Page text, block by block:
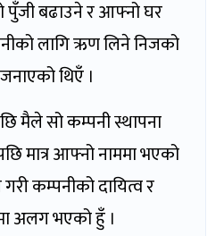
बढाउने र आफ्नो घर
लागि ऋण लिने निजको
थिएँ ।
मैले सो कम्पनी स्थापना
मात्र आफ्नो नाममा भएको
कम्पनीको दायित्व र
अलग भएको हुँ ।